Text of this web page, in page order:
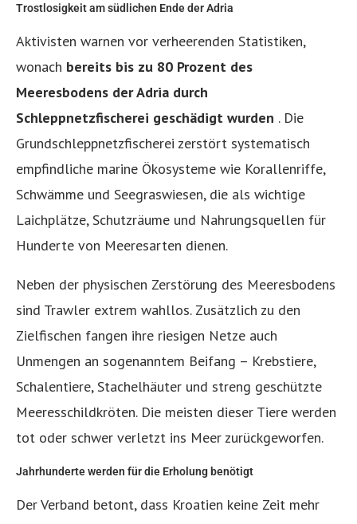
Trostlosigkeit am südlichen Ende der Adria
Aktivisten warnen vor verheerenden Statistiken,
wonach bereits bis zu 80 Prozent des
Meeresbodens der Adria durch
Schleppnetzfischerei geschädigt wurden . Die
Grundschleppnetzfischerei zerstört systematisch
empfindliche marine Ökosysteme wie Korallenriffe,
Schwämme und Seegraswiesen, die als wichtige
Laichplätze, Schutzräume und Nahrungsquellen für
Hunderte von Meeresarten dienen.
Neben der physischen Zerstörung des Meeresbodens
sind Trawler extrem wahllos. Zusätzlich zu den
Zielfischen fangen ihre riesigen Netze auch
Unmengen an sogenanntem Beifang – Krebstiere,
Schalentiere, Stachelhäuter und streng geschützte
Meeresschildkröten. Die meisten dieser Tiere werden
tot oder schwer verletzt ins Meer zurückgeworfen.
Jahrhunderte werden für die Erholung benötigt
Der Verband betont, dass Kroatien keine Zeit mehr